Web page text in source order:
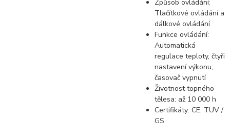
Způsob ovládání:
Tlačítkové ovládání a
dálkové ovládání
Funkce ovládání:
Automatická
regulace teploty, čtyři
nastavení výkonu,
časovač vypnutí
Životnost topného
tělesa: až 10 000 h
Certifikáty: CE, TUV /
GS